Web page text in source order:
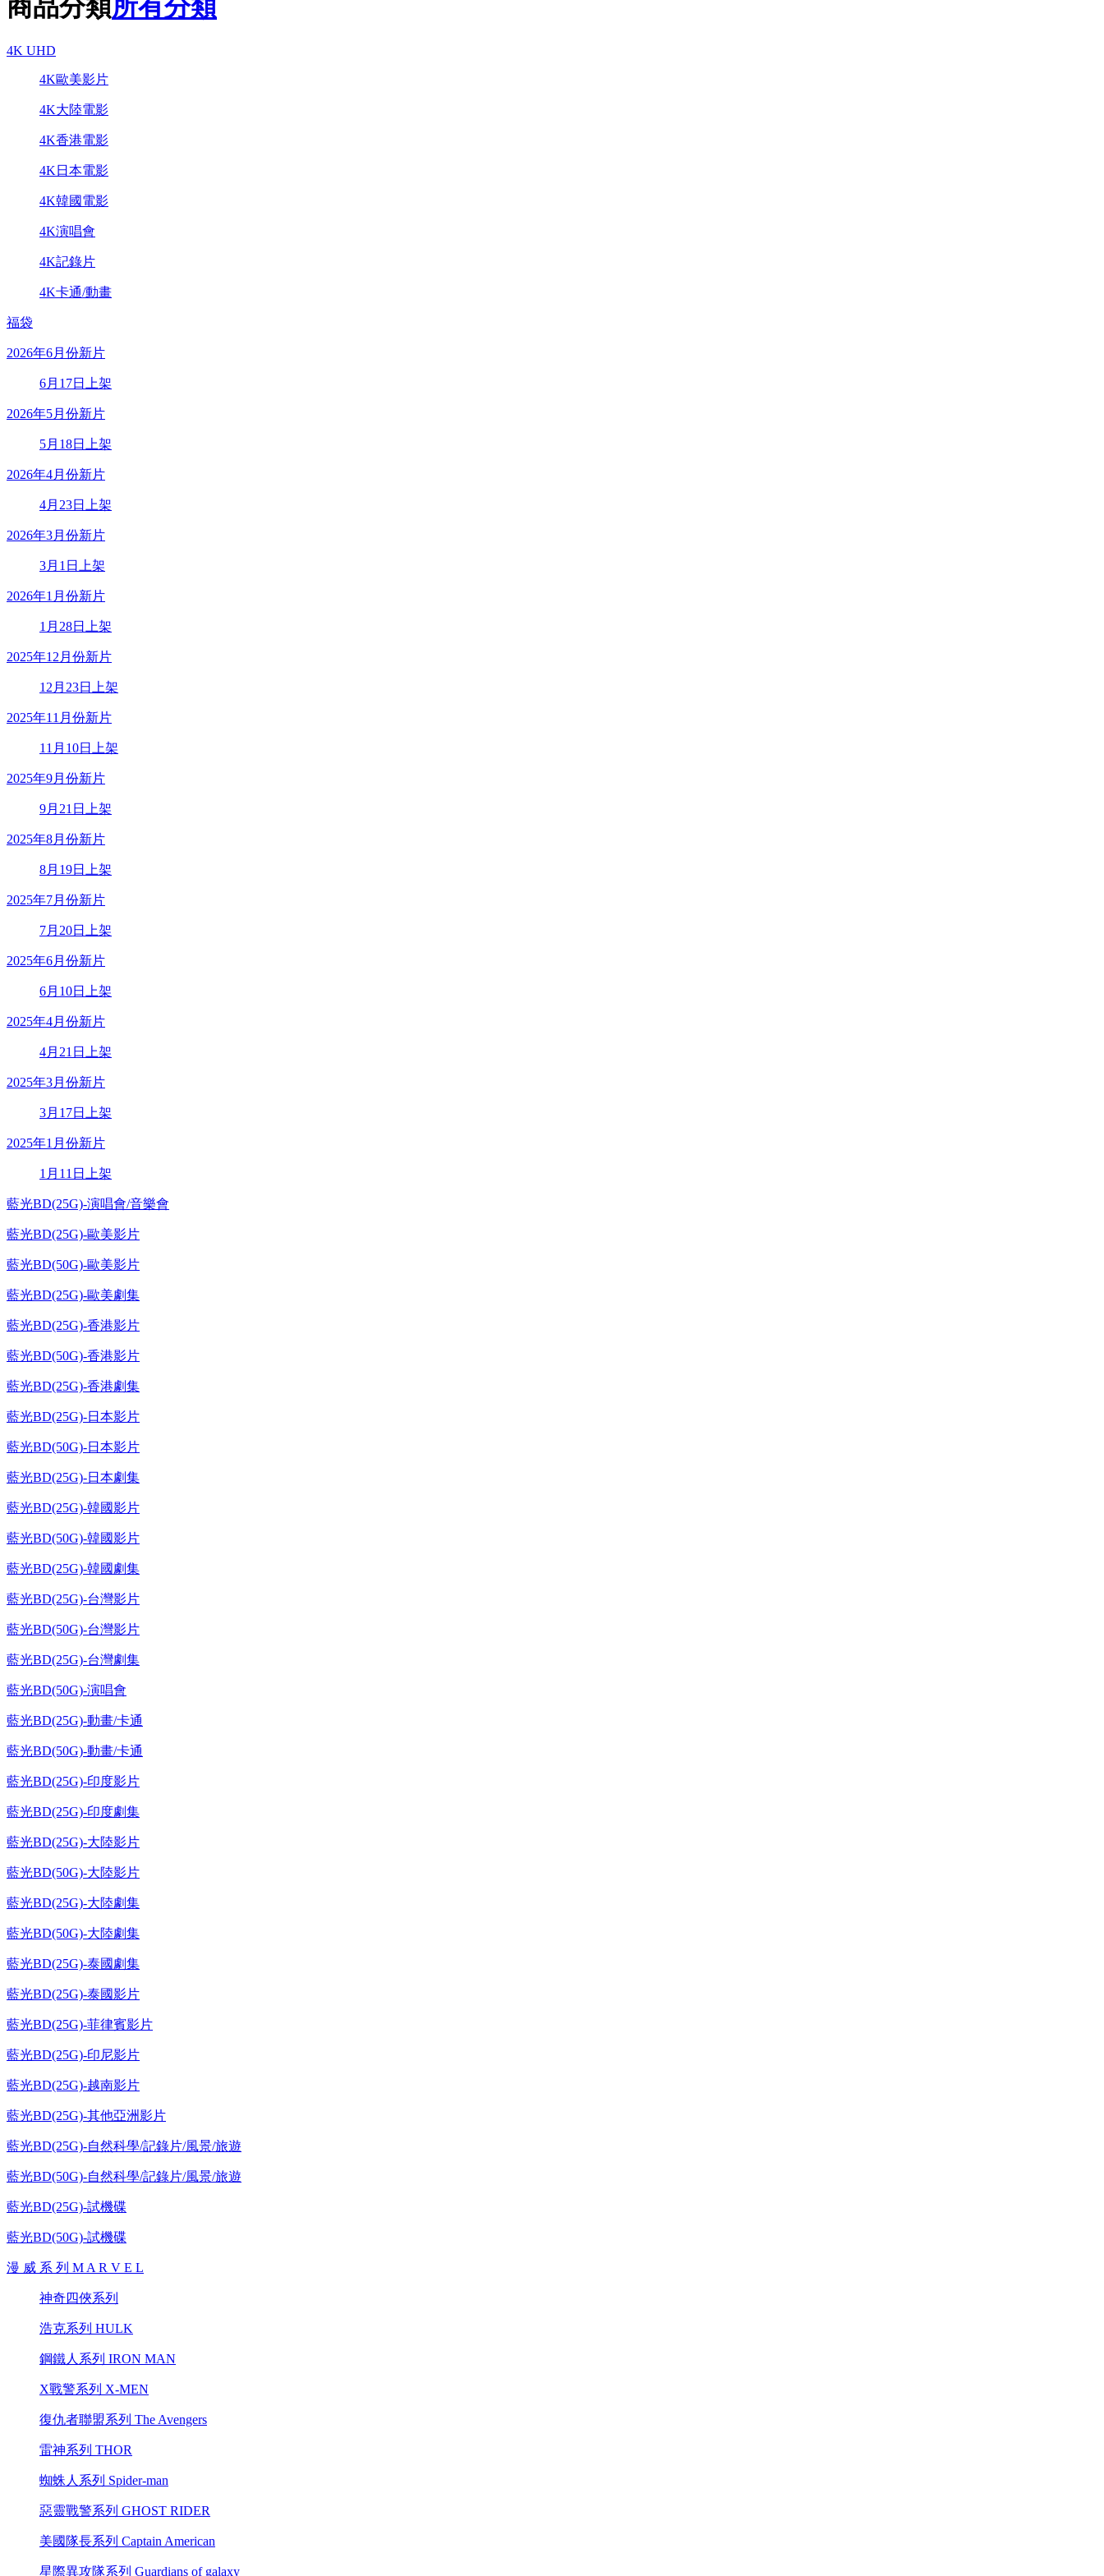
商品分類所有分類
4K UHD
4K歐美影片
4K大陸電影
4K香港電影
4K日本電影
4K韓國電影
4K演唱會
4K記錄片
4K卡通/動畫
福袋
2026年6月份新片
6月17日上架
2026年5月份新片
5月18日上架
2026年4月份新片
4月23日上架
2026年3月份新片
3月1日上架
2026年1月份新片
1月28日上架
2025年12月份新片
12月23日上架
2025年11月份新片
11月10日上架
2025年9月份新片
9月21日上架
2025年8月份新片
8月19日上架
2025年7月份新片
7月20日上架
2025年6月份新片
6月10日上架
2025年4月份新片
4月21日上架
2025年3月份新片
3月17日上架
2025年1月份新片
1月11日上架
藍光BD(25G)-演唱會/音樂會
藍光BD(25G)-歐美影片
藍光BD(50G)-歐美影片
藍光BD(25G)-歐美劇集
藍光BD(25G)-香港影片
藍光BD(50G)-香港影片
藍光BD(25G)-香港劇集
藍光BD(25G)-日本影片
藍光BD(50G)-日本影片
藍光BD(25G)-日本劇集
藍光BD(25G)-韓國影片
藍光BD(50G)-韓國影片
藍光BD(25G)-韓國劇集
藍光BD(25G)-台灣影片
藍光BD(50G)-台灣影片
藍光BD(25G)-台灣劇集
藍光BD(50G)-演唱會
藍光BD(25G)-動畫/卡通
藍光BD(50G)-動畫/卡通
藍光BD(25G)-印度影片
藍光BD(25G)-印度劇集
藍光BD(25G)-大陸影片
藍光BD(50G)-大陸影片
藍光BD(25G)-大陸劇集
藍光BD(50G)-大陸劇集
藍光BD(25G)-泰國劇集
藍光BD(25G)-泰國影片
藍光BD(25G)-菲律賓影片
藍光BD(25G)-印尼影片
藍光BD(25G)-越南影片
藍光BD(25G)-其他亞洲影片
藍光BD(25G)-自然科學/記錄片/風景/旅遊
藍光BD(50G)-自然科學/記錄片/風景/旅遊
藍光BD(25G)-試機碟
藍光BD(50G)-試機碟
漫 威 系 列 M A R V E L
神奇四俠系列
浩克系列 HULK
鋼鐵人系列 IRON MAN
X戰警系列 X-MEN
復仇者聯盟系列 The Avengers
雷神系列 THOR
蜘蛛人系列 Spider-man
惡靈戰警系列 GHOST RIDER
美國隊長系列 Captain American
星際異攻隊系列 Guardians of galaxy